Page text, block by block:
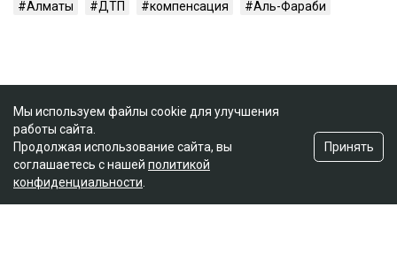
Алматы ДТП компенсация Аль-Фараби
Мы используем файлы cookie для улучшения
работы сайта.
Продолжая использование сайта, вы
соглашаетесь с нашей политикой
конфиденциальности
Принять